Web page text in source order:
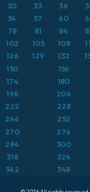
km
）
）
）
30 33 36
54 57 60
78 81 84
102 105 108
126 129 132
150 156
174 180
198 204
222 228
246 252
270 276
294 300
318 324
342 348